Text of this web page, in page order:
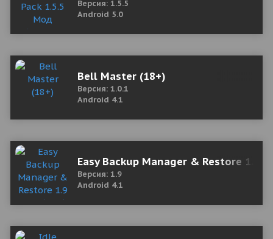
Версия: 1.5.5
Android 5.0
Bell Master (18+)
Версия: 1.0.1
Android 4.1
Easy Backup Manager & Restore 1.9
Версия: 1.9
Android 4.1